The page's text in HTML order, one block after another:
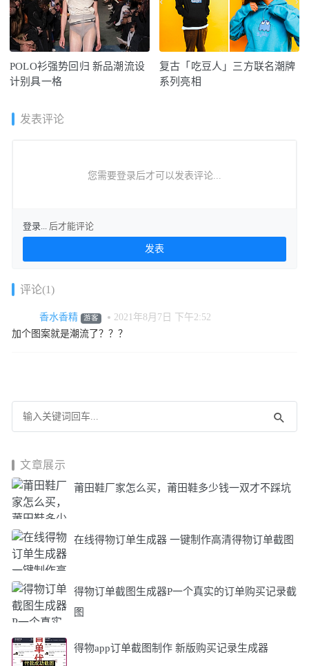
POLO衫强势回归 新品潮流设
计别具一格
复古「吃豆人」三方联名潮牌
系列亮相
发表评论
您需要登录后才可以发表评论...
登录... 后才能评论
评论(1)
香水香精 游客
2021年8月7日 下午2:52
加个图案就是潮流了？？？
文章展示
莆田鞋厂家怎么买，莆田鞋多少钱一双才不踩坑
在线得物订单生成器 一键制作高清得物订单截图
得物订单截图生成器P一个真实的订单购买记录截
图
得物app订单截图制作 新版购买记录生成器